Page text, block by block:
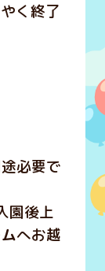
く終了
必要で
園後上
へお越